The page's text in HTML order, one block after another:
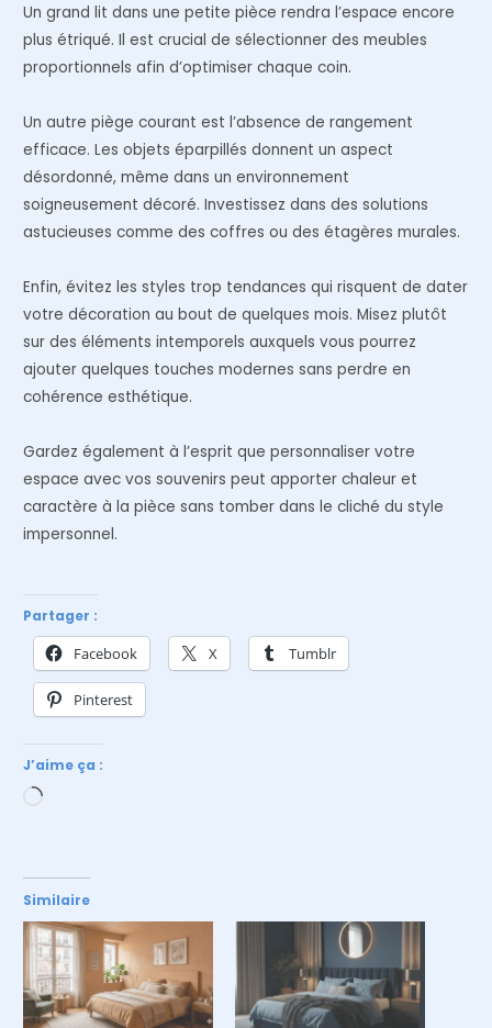
Un grand lit dans une petite pièce rendra l’espace encore
plus étriqué. Il est crucial de sélectionner des meubles
proportionnels afin d’optimiser chaque coin.
Un autre piège courant est l’absence de rangement
efficace. Les objets éparpillés donnent un aspect
désordonné, même dans un environnement
soigneusement décoré. Investissez dans des solutions
astucieuses comme des coffres ou des étagères murales.
Enfin, évitez les styles trop tendances qui risquent de dater
votre décoration au bout de quelques mois. Misez plutôt
sur des éléments intemporels auxquels vous pourrez
ajouter quelques touches modernes sans perdre en
cohérence esthétique.
Gardez également à l’esprit que personnaliser votre
espace avec vos souvenirs peut apporter chaleur et
caractère à la pièce sans tomber dans le cliché du style
impersonnel.
Partager :
Facebook X Tumblr
Pinterest
J’aime ça :
Chargement…
Similaire